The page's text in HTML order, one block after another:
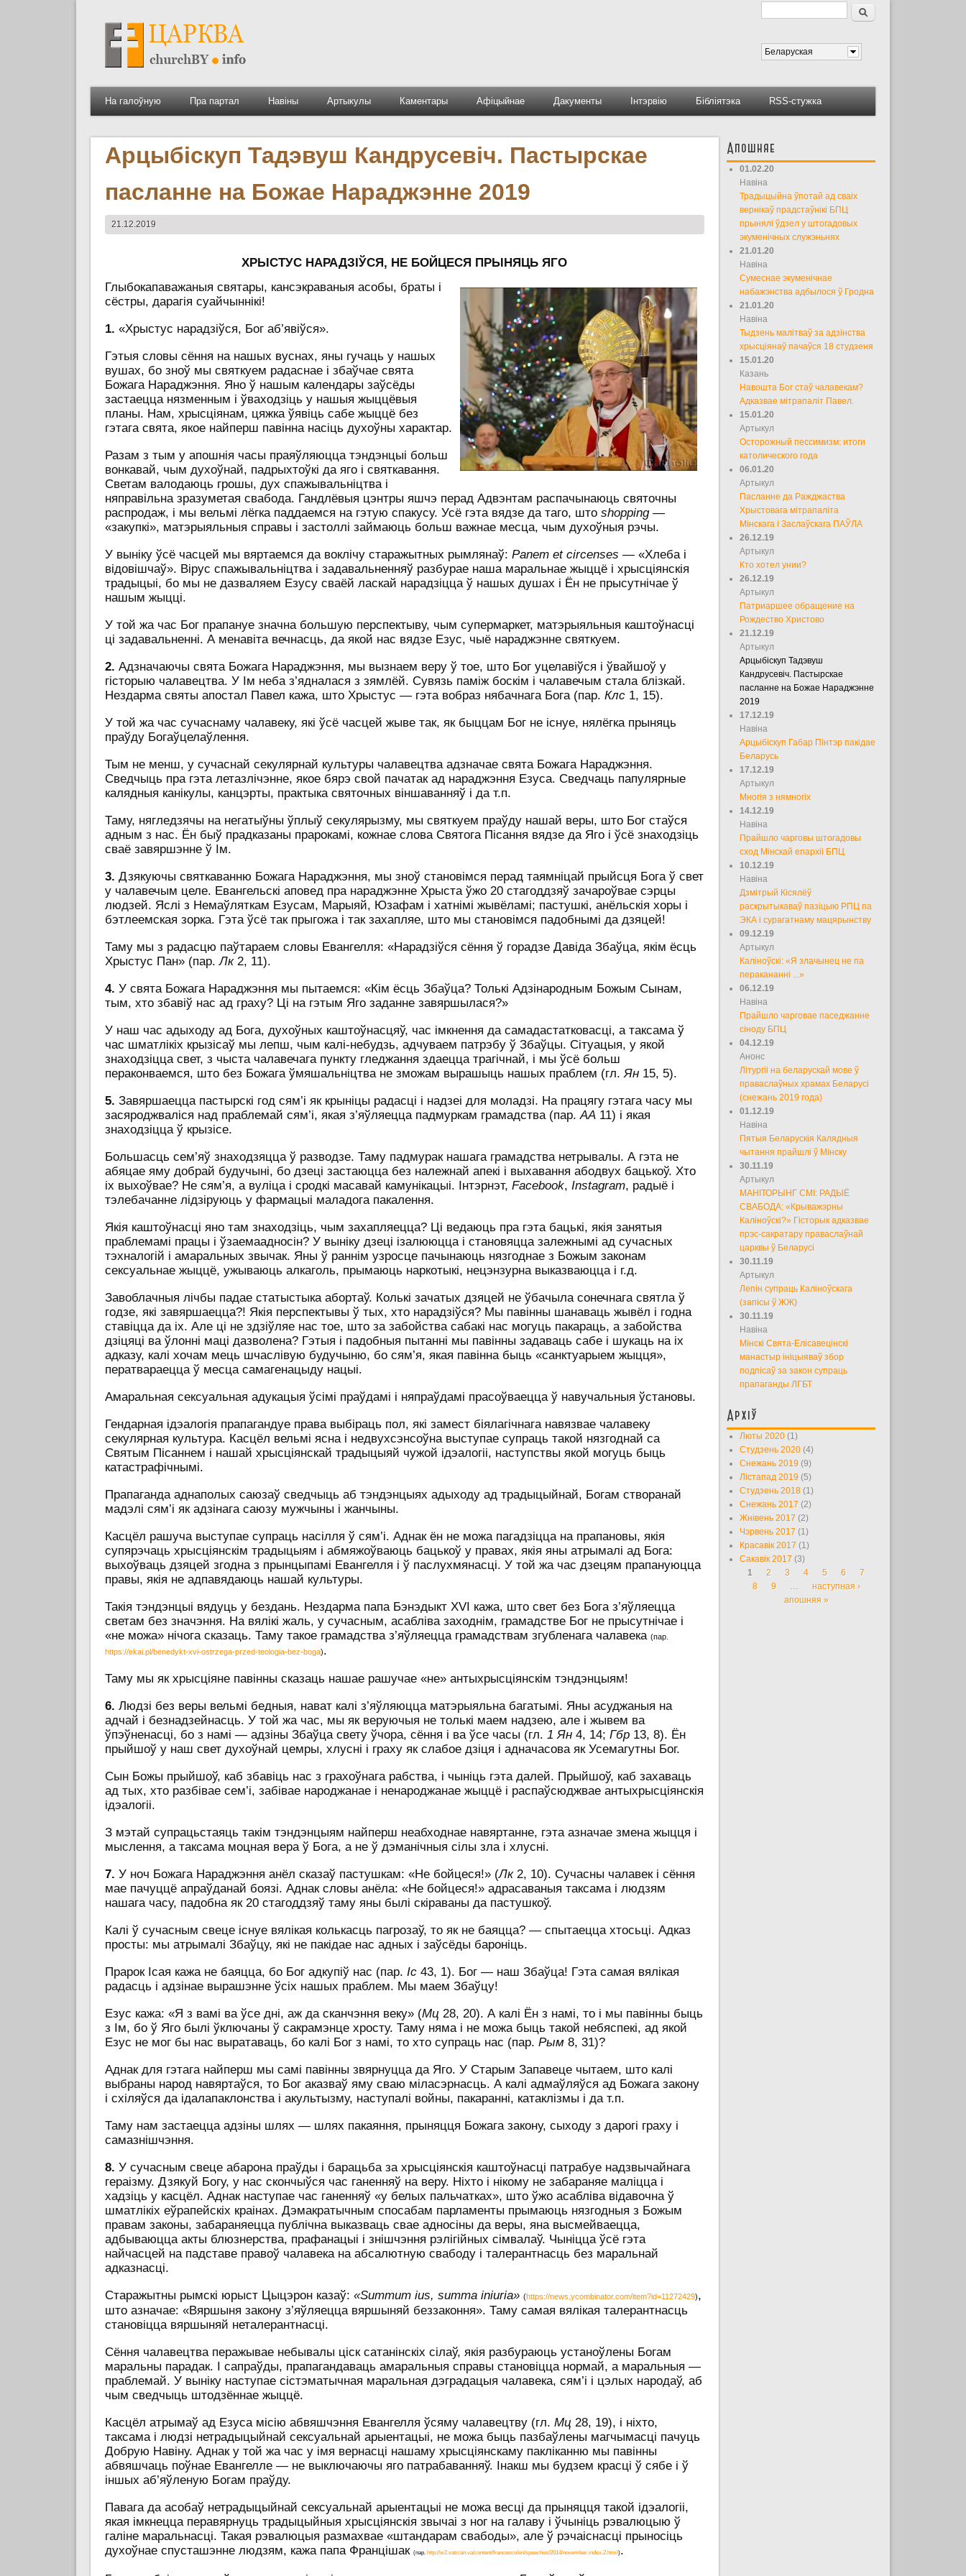
Форма пошуку
Пошук
Беларуская
На галоўную Пра партал Навіны Артыкулы Каментары Афіцыйнае Дакументы Інтэрвію Бібліятэка RSS-стужка
Арцыбіскуп Тадэвуш Кандрусевіч. Пастырскае
пасланне на Божае Нараджэнне 2019
21.12.2019
ХРЫСТУС НАРАДЗІЎСЯ, НЕ БОЙЦЕСЯ ПРЫНЯЦЬ ЯГО
Глыбокапаважаныя святары, кансэкраваныя асобы, браты і
сёстры, дарагія суайчыннікі!
1. «Хрыстус нарадзіўся, Бог аб’явіўся».
Гэтыя словы сёння на нашых вуснах, яны гучаць у нашых
вушах, бо зноў мы святкуем радаснае і збаўчае свята
Божага Нараджэння. Яно ў нашым календары заўсёды
застаецца нязменным і ўваходзіць у нашыя жыццёвыя
планы. Нам, хрысціянам, цяжка ўявіць сабе жыццё без
гэтага свята, якое найперш павінна насіць духоўны характар.
Разам з тым у апошнія часы праяўляюцца тэндэнцыі больш
вонкавай, чым духоўнай, падрыхтоўкі да яго і святкавання.
Светам валодаюць грошы, дух спажывальніцтва і
няправільна зразуметая свабода. Гандлёвыя цэнтры яшчэ перад Адвэнтам распачынаюць святочны
распродаж, і мы вельмі лёгка паддаемся на гэтую спакусу. Усё гэта вядзе да таго, што shopping —
«закупкі», матэрыяльныя справы і застоллі займаюць больш важнае месца, чым духоўныя рэчы.
У выніку ўсё часцей мы вяртаемся да воклічу старажытных рымлянаў: Panem et circenses — «Хлеба і
відовішчаў». Вірус спажывальніцтва і задавальненняў разбурае наша маральнае жыццё і хрысціянскія
традыцыі, бо мы не дазваляем Езусу сваёй ласкай нарадзіцца ў нашых душах і Ён не прысутнічае ў
нашым жыцці.
У той жа час Бог прапануе значна большую перспектыву, чым супермаркет, матэрыяльныя каштоўнасці
ці задавальненні. А менавіта вечнасць, да якой нас вядзе Езус, чыё нараджэнне святкуем.
2. Адзначаючы свята Божага Нараджэння, мы вызнаем веру ў тое, што Бог уцелавіўся і ўвайшоў у
гісторыю чалавецтва. У Ім неба з’ядналася з зямлёй. Сувязь паміж боскім і чалавечым стала блізкай.
Нездарма святы апостал Павел кажа, што Хрыстус — гэта вобраз нябачнага Бога (пар. Клс1, 15).
У той жа час сучаснаму чалавеку, які ўсё часцей жыве так, як быццам Бог не існуе, нялёгка прыняць
праўду Богаўцелаўлення.
Тым не менш, у сучаснай секулярнай культуры чалавецтва адзначае свята Божага Нараджэння.
Сведчыць пра гэта летазлічэнне, якое бярэ свой пачатак ад нараджэння Езуса. Сведчаць папулярные
калядныя канікулы, канцэрты, практыка святочных віншаванняў і да т.п.
Таму, нягледзячы на негатыўны ўплыў секулярызму, мы святкуем праўду нашай веры, што Бог стаўся
адным з нас. Ён быў прадказаны прарокамі, кожнае слова Святога Пісання вядзе да Яго і ўсё знаходзіць
сваё завяршэнне ў Ім.
3. Дзякуючы святкаванню Божага Нараджэння, мы зноў становімся перад таямніцай прыйсця Бога ў свет
у чалавечым целе. Евангельскі аповед пра нараджэнне Хрыста ўжо 20 стагоддзяў зачароўвае сэрцы
людзей. Яслі з Немаўляткам Езусам, Марыяй, Юзафам і хатнімі жывёламі; пастушкі, анёльскія хоры і
бэтлеемская зорка. Гэта ўсё так прыгожа і так захапляе, што мы становімся падобнымі да дзяцей!
Таму мы з радасцю паўтараем словы Евангелля: «Нарадзіўся сёння ў горадзе Давіда Збаўца, якім ёсць
Хрыстус Пан» (пар.Лк2, 11).
4. У свята Божага Нараджэння мы пытаемся: «Кім ёсць Збаўца? Толькі Адзінародным Божым Сынам,
тым, хто збавіў нас ад граху? Ці на гэтым Яго заданне завяршылася?»
У наш час адыходу ад Бога, духоўных каштоўнасцяў, час імкнення да самадастатковасці, а таксама ў
час шматлікіх крызісаў мы лепш, чым калі-небудзь, адчуваем патрэбу ў Збаўцы. Сітуацыя, у якой
знаходзіцца свет, з чыста чалавечага пункту гледжання здаецца трагічнай, і мы ўсё больш
пераконваемся, што без Божага ўмяшальніцтва не зможам вырашыць нашых праблем (гл. Ян15, 5).
5. Завяршаецца пастырскі год сям’і як крыніцы радасці і надзеі для моладзі. На працягу гэтага часу мы
засяроджваліся над праблемай сям’і, якая з’яўляецца падмуркам грамадства (пар. АА11) і якая
знаходзіцца ў крызісе.
Большасць сем’яў знаходзяцца ў разводзе. Таму падмурак нашага грамадства нетрывалы. А гэта не
абяцае яму добрай будучыні, бо дзеці застаюцца без належнай апекі і выхавання абодвух бацькоў. Хто
іх выхоўвае? Не сям’я, а вуліца і сродкі масавай камунікацыі. Інтэрнэт, Facebook, Instagram, радыё і
тэлебачанне лідзіруюць у фармацыі маладога пакалення.
Якія каштоўнасці яно там знаходзіць, чым захапляецца? Ці ведаюць пра гэта бацькі, якія занятыя
праблемамі працы і ўзаемаадносін? У выніку дзеці ізалююцца і становяцца залежнымі ад сучасных
тэхналогій і амаральных звычак. Яны ў раннім узросце пачынаюць нязгоднае з Божым законам
сексуальнае жыццё, ужываюць алкаголь, прымаюць наркотыкі, нецэнзурна выказваюцца і г.д.
Завоблачныя лічбы падае статыстыка абортаў. Колькі зачатых дзяцей не ўбачыла сонечнага святла ў
годзе, які завяршаецца?! Якія перспектывы ў тых, хто нарадзіўся? Мы павінны шанаваць жывёл і годна
ставіцца да іх. Але ці не здзіўляе нас тое, што за забойства сабакі нас могуць пакараць, а забойства
дзіцяці ва ўлонні маці дазволена? Гэтыя і падобныя пытанні мы павінны задаваць сабе і шукаць на іх
адказу, калі хочам мець шчаслівую будучыню, бо сям’я, якая павінна быць «санктуарыем жыцця»,
ператвараецца ў месца самагенацыду нацыі.
Амаральная сексуальная адукацыя ўсімі праўдамі і няпраўдамі прасоўваецца ў навучальныя ўстановы.
Гендарная ідэалогія прапагандуе права выбіраць пол, які замест біялагічнага навязвае чалавеку
секулярная культура. Касцёл вельмі ясна і недвухсэнсоўна выступае супраць такой нязгоднай са
Святым Пісаннем і нашай хрысціянскай традыцыяй чужой ідэалогіі, наступствы якой могуць быць
катастрафічнымі.
Прапаганда аднаполых саюзаў сведчыць аб тэндэнцыях адыходу ад традыцыйнай, Богам створанай
мадэлі сям’і як адзінага саюзу мужчыны і жанчыны.
Касцёл рашуча выступае супраць насілля ў сям’і. Аднак ён не можа пагадзіцца на прапановы, якія
супярэчаць хрысціянскім традыцыям і абмяжоўваюць бацькоў у правах, якія яны атрымалі ад Бога:
выхоўваць дзяцей згодна з прынцыпамі Евангелля і ў паслухмянасці. У той жа час дзецям прапануюцца
правы, якія не адпавядаюць нашай культуры.
Такія тэндэнцыі вядуць у бездань. Нездарма папа Бэнэдыкт XVI кажа, што свет без Бога з’яўляецца
светам без значэння. На вялікі жаль, у сучасным, асабліва заходнім, грамадстве Бог не прысутнічае і
«не можа» нічога сказаць. Таму такое грамадства з’яўляецца грамадствам згубленага чалавека (пар.
https://ekai.pl/benedykt-xvi-ostrzega-przed-teologia-bez-boga).
Таму мы як хрысціяне павінны сказаць нашае рашучае «не» антыхрысціянскім тэндэнцыям!
6. Людзі без веры вельмі бедныя, нават калі з’яўляюцца матэрыяльна багатымі. Яны асуджаныя на
адчай і безнадзейнасць. У той жа час, мы як веруючыя не толькі маем надзею, але і жывем ва
ўпэўненасці, бо з намі — адзіны Збаўца свету ўчора, сёння і ва ўсе часы (гл. 1 Ян4, 14; Гбр13, 8). Ён
прыйшоў у наш свет духоўнай цемры, хлусні і граху як слабое дзіця і адначасова як Усемагутны Бог.
Сын Божы прыйшоў, каб збавіць нас з грахоўнага рабства, і чыніць гэта далей. Прыйшоў, каб захаваць
ад тых, хто разбівае сем’і, забівае народжанае і ненароджанае жыццё і распаўсюджвае антыхрысціянскія
ідэалогіі.
З мэтай супрацьстаяць такім тэндэнцыям найперш неабходнае навяртанне, гэта азначае змена жыцця і
мыслення, а таксама моцная вера ў Бога, а не ў дэманічныя сілы зла і хлусні.
7. У ноч Божага Нараджэння анёл сказаў пастушкам: «Не бойцеся!» (Лк2, 10). Сучасны чалавек і сёння
мае пачуццё апраўданай боязі. Аднак словы анёла: «Не бойцеся!» адрасаваныя таксама і людзям
нашага часу, падобна як 20 стагоддзяў таму яны былі скіраваны да пастушкоў.
Калі ў сучасным свеце існуе вялікая колькасць пагрозаў, то як не баяцца? — спытаецца хтосьці. Адказ
просты: мы атрымалі Збаўцу, які не пакідае нас адных і заўсёды бароніць.
Прарок Ісая кажа не баяцца, бо Бог адкупіў нас (пар. Іс43, 1). Бог — наш Збаўца! Гэта самая вялікая
радасць і адзінае вырашэнне ўсіх нашых праблем. Мы маем Збаўцу!
Езус кажа: «Я з вамі ва ўсе дні, аж да сканчэння веку» (Мц 28, 20). А калі Ён з намі, то і мы павінны быць
з Ім, бо ў Яго былі ўключаны ў сакрамэнце хросту. Таму няма і не можа быць такой небяспекі, ад якой
Езус не мог бы нас выратаваць, бо калі Бог з намі, то хто супраць нас (пар. Рым8, 31)?
Аднак для гэтага найперш мы самі павінны звярнуцца да Яго. У Старым Запавеце чытаем, што калі
выбраны народ навяртаўся, то Бог аказваў яму сваю міласэрнасць. А калі адмаўляўся ад Божага закону
і схіляўся да ідалапаклонства і акультызму, наступалі войны, пакаранні, катаклізмы і да т.п.
Таму нам застаецца адзіны шлях — шлях пакаяння, прыняцця Божага закону, сыходу з дарогі граху і
самазнішчэння.
8. У сучасным свеце абарона праўды і барацьба за хрысціянскія каштоўнасці патрабуе надзвычайнага
гераізму. Дзякуй Богу, у нас скончыўся час ганенняў на веру. Ніхто і нікому не забараняе маліцца і
хадзіць у касцёл. Аднак наступае час ганенняў «у белых пальчатках», што ўжо асабліва відавочна ў
шматлікіх еўрапейскіх краінах. Дэмакратычным спосабам парламенты прымаюць нязгодныя з Божым
правам законы, забараняецца публічна выказваць свае адносіны да веры, яна высмейваецца,
адбываюцца акты блюзнерства, прафанацыі і знішчэння рэлігійных сімвалаў. Чыніцца ўсё гэта
найчасцей на падставе правоў чалавека на абсалютную свабоду і талерантнасць без маральнай
адказнасці.
Старажытны рымскі юрыст Цыцэрон казаў: «Summum ius, summa iniuria» (https://news.ycombinator.com/item?id=11272429),
што азначае: «Вяршыня закону з’яўляецца вяршыняй беззаконня». Таму самая вялікая талерантнасць
становіцца вяршыняй неталерантнасці.
Сёння чалавецтва перажывае небывалы ціск сатанінскіх сілаў, якія разбураюць устаноўлены Богам
маральны парадак. І сапраўды, прапагандаваць амаральныя справы становіцца нормай, а маральныя —
праблемай. У выніку наступае сістэматычная маральная дэградацыя чалавека, сям’і і цэлых народаў, аб
чым сведчыць штодзённае жыццё.
Касцёл атрымаў ад Езуса місію абвяшчэння Евангелля ўсяму чалавецтву (гл. Мц 28, 19), і ніхто,
таксама і людзі нетрадыцыйнай сексуальнай арыентацыі, не можа быць пазбаўлены магчымасці пачуць
Добрую Навіну. Аднак у той жа час у імя вернасці нашаму хрысціянскаму пакліканню мы павінны
абвяшчаць поўнае Евангелле — не выключаючы яго патрабаванняў. Інакш мы будзем красці ў сябе і ў
іншых аб’яўленую Богам праўду.
Павага да асобаў нетрадыцыйнай сексуальнай арыентацыі не можа весці да прыняцця такой ідэалогіі,
якая імкнецца перавярнуць традыцыйныя хрысціянскія звычаі з ног на галаву і ўчыніць рэвалюцыю ў
галіне маральнасці. Такая рэвалюцыя размахвае «штандарам свабоды», але ў рэчаіснасці прыносіць
духоўнае спусташэнне людзям, кажа папа Францішак (пар. http://w2.vatican.va/content/francesco/en/speeches/2014/november.index.2.html ).
Апошняе
01.02.20
Навіна
Традыцыйна ўпотай ад сваіх
вернікаў прадстаўнікі БПЦ
прынялі ўдзел у штогадовых
экуменічных служэньнях
21.01.20
Навіна
Сумеснае экуменічнае
набажэнства адбылося ў Гродна
21.01.20
Навіна
Тыдзень малітваў за адзінства
хрысціянаў пачаўся 18 студзеня
15.01.20
Казань
Навошта Бог стаў чалавекам?
Адказвае мітрапаліт Павел.
15.01.20
Артыкул
Осторожный пессимизм: итоги
католического года
06.01.20
Артыкул
Пасланне да Ражджаства
Хрыстовага мітрапаліта
Мінскага і Заслаўскага ПАЎЛА
26.12.19
Артыкул
Кто хотел унии?
26.12.19
Артыкул
Патриаршее обращение на
Рождество Христово
21.12.19
Артыкул
Арцыбіскуп Тадэвуш
Кандрусевіч. Пастырскае
пасланне на Божае Нараджэнне
2019
17.12.19
Навіна
Арцыбіскуп Габар Пінтэр пакідае
Беларусь
17.12.19
Артыкул
Многія з нямногіх
14.12.19
Навіна
Прайшло чарговы штогадовы
сход Мінскай епархіі БПЦ
10.12.19
Навіна
Дзмітрый Кісялёў
раскрытыкаваў пазіцыю РПЦ па
ЭКА і сурагатнаму мацярынству
09.12.19
Артыкул
Каліноўскі: «Я злачынец не па
перакананні ...»
06.12.19
Навіна
Прайшло чарговае паседжанне
сіноду БПЦ
04.12.19
Анонс
Літургіі на беларускай мове ў
праваслаўных храмах Беларусі
(снежань 2019 года)
01.12.19
Навіна
Пятыя Беларускія Калядныя
чытання прайшлі ў Мінску
30.11.19
Артыкул
МАНІТОРЫНГ СМІ: РАДЫЁ
СВАБОДА: «Крыважэрны
Каліноўскі?» Гісторык адказвае
прэс-сакратару праваслаўнай
царквы ў Беларусі
30.11.19
Артыкул
Лепін супраць Каліноўскага
(запісы ў ЖЖ)
30.11.19
Навіна
Мінскі Свята-Елісавецінскі
манастыр ініцыяваў збор
подпісаў за закон супраць
прапаганды ЛГБТ
Архіў
Люты 2020 (1)
Студзень 2020 (4)
Снежань 2019 (9)
Лістапад 2019 (5)
Студзень 2018 (1)
Снежань 2017 (2)
Жнівень 2017 (2)
Чэрвень 2017 (1)
Красавік 2017 (1)
Сакавік 2017 (3)
Старонкі
1 2 3 4 5 6
7
8
9 …
наступная ›
апошняя »